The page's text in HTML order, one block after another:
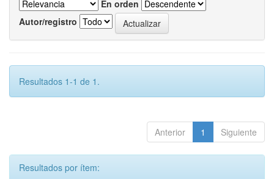
En orden
Autor/registro
Resultados 1-1 de 1.
Anterior 1 Siguiente
Resultados por ítem: